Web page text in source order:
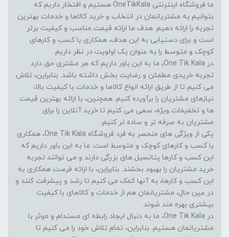
ما فروشگاه اینترنتی OneTikKala هستیم و افتخار داریم که
بتوانیم به مشتریانمان در انتخاب و خرید کالاها و خدمات بهترین
تجربه را ارائه دهیم. هدف ما ارائه قیمت مناسب و کیفیت برتر
است و برای دستیابی به این هدف، همکاری با کسب و کارهای
کوچک و متوسط را به عنوان یک اولویت در نظر داریم.
در One Tik Kala، ما به این باور داریم که هر مشتری حق دارد
تجربه خریدی مطمئن و رضایت بخش داشته باشد. بنابراین، تلاش
می کنیم تا از طریق ارائه انواع کالاها و خدمات با کیفیت بالا،
نیازهای مشتریان را برآورده کنیم. همچنین، با ارائه بهترین قیمت
ها و تخفیفات ویژه، سعی می کنیم تا خرید آنلاین را برای
مشتریان به صرفه تر و ساده تر کنیم.
یکی از ویژگی های منحصر به فرد فروشگاه One Tik Kala، همکاری
با کسب و کارهای کوچک و متوسط است. ما به این باور داریم که
این کسب و کارها پتانسیل های بزرگی دارند و می توانند تجربه
خرید مشتریان را بهبود بخشند. بنابراین، با ارائه فرصت همکاری به
این کسب و کارها، به آنها کمک می کنیم تا رشد و پیشرفت کنند و
در عین حال، مشتریانمان هم از خدمات و کالاهای با کیفیت
بیشتری بهره مند شوند.
در One Tik Kala، ما به دنبال ایجاد رابطه ای مستدام و موثر با
مشتریانمان هستیم. بنابراین، تمام تلاش خود را می کنیم تا